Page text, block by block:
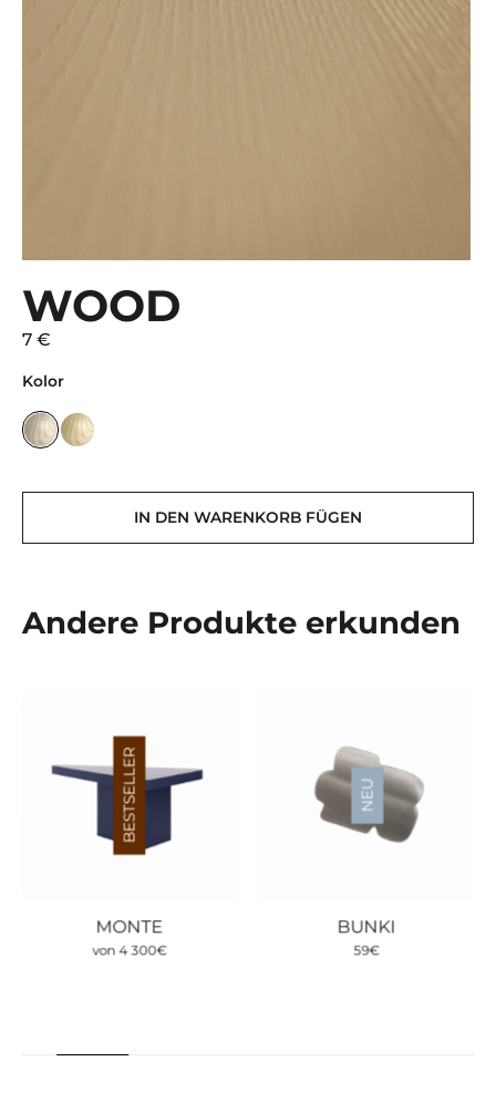
WOOD
7 €
Kolor
IN DEN WARENKORB FÜGEN
Andere Produkte erkunden
BESTSELLER
MONTE
von4 300€
NEU
BUNKI
59€